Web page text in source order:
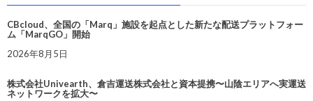
CBcloud、全国の「Marq」施設を起点とした新たな配送プラットフォー
ム「MarqGO」開始
2026年8月5日
株式会社Univearth、倉吉運送株式会社と資本提携〜山陰エリアへ実運送
ネットワークを拡大〜